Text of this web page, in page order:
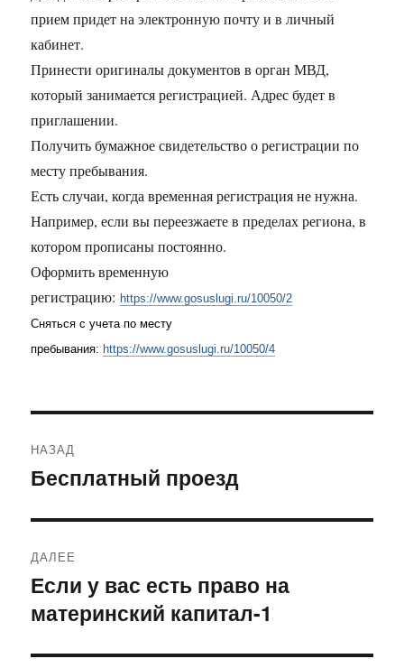
прием придет на электронную почту и в личный
кабинет.
Принести оригиналы документов в орган МВД,
который занимается регистрацией. Адрес будет в
приглашении.
Получить бумажное свидетельство о регистрации по
месту пребывания.
Есть случаи, когда временная регистрация не нужна.
Например, если вы переезжаете в пределах региона, в
котором прописаны постоянно.
Оформить временную
регистрацию: https://www.gosuslugi.ru/10050/2
Сняться с учета по месту
пребывания: https://www.gosuslugi.ru/10050/4
по
НАЗАД
Предыдущая
Бесплатный проезд
ДАЛЕЕ
Следующая
запись:
Если у вас есть право на
материнский капитал-1